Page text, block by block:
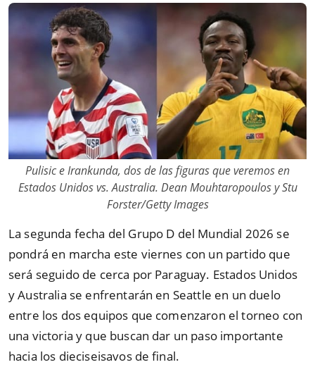
Pulisic e Irankunda, dos de las figuras que veremos en
Estados Unidos vs. Australia. Dean Mouhtaropoulos y Stu
Forster/Getty Images
La segunda fecha del Grupo D del Mundial 2026 se
pondrá en marcha este viernes con un partido que
será seguido de cerca por Paraguay. Estados Unidos
y Australia se enfrentarán en Seattle en un duelo
entre los dos equipos que comenzaron el torneo con
una victoria y que buscan dar un paso importante
hacia los dieciseisavos de final.